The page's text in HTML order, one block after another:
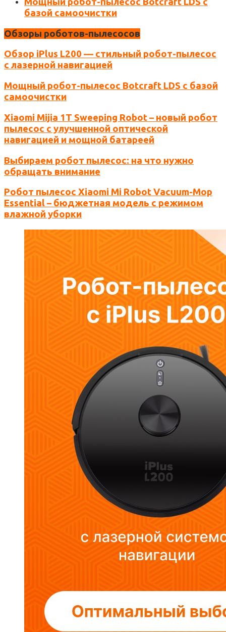
базой самоочистки
Обзоры роботов-пылесосов
Обзор iPlus L200 — стильный робот-пылесос
с лазерной навигацией
Мощный робот-пылесос Botcraft LDS с базой
самоочистки
Xiaomi Mijia 1T Sweeping Robot – новый робот
пылесос с улучшенной оптической
навигацией и мощной батареей
Выбираем робот пылесос: на что нужно
обращать внимание
Робот пылесос Xiaomi Mi Robot Vacuum-Mop
Essential – бюджетная модель с режимом
влажной уборки